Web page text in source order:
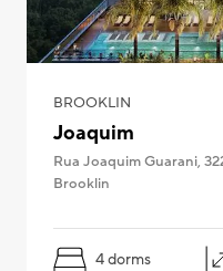
BROOKLIN
Joaquim
Rua Joaquim Guarani,
Brooklin
4 dorms